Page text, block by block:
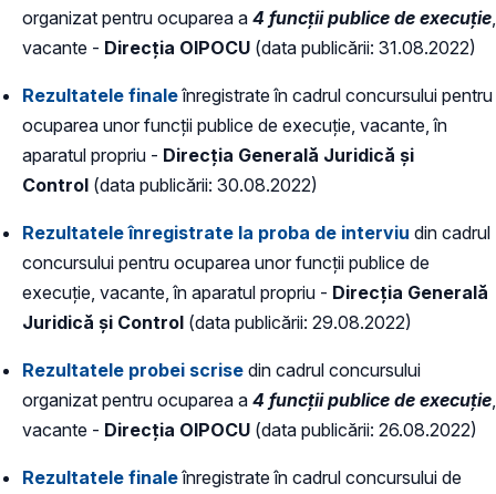
organizat pentru ocuparea a 4 funcții publice de execuție
vacante - Direcția OIPOCU (data publicării: 31.08.2022)
Rezultatele finale înregistrate în cadrul concursului pentru
ocuparea unor funcții publice de execuție, vacante, în
aparatul propriu - Direcția Generală Juridică și
Control (data publicării: 30.08.2022)
Rezultatele înregistrate la proba de interviu din cadrul
concursului pentru ocuparea unor funcții publice de
execuție, vacante, în aparatul propriu - Direcția Generală
Juridică și Control (data publicării: 29.08.2022)
Rezultatele probei scrise din cadrul concursului
organizat pentru ocuparea a 4 funcții publice de execuție
vacante - Direcția OIPOCU (data publicării: 26.08.2022)
Rezultatele finaleînregistrate în cadrul concursului de